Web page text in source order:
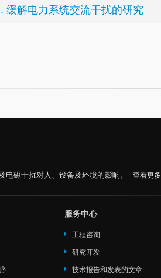
缓解电力系统交流干扰的研究
电磁干扰对人、设备及环境的影响。 查看更多
服务中心
工程咨询
研究开发
技术报告和发表的文章